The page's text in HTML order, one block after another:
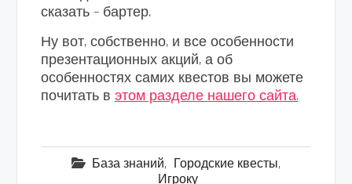
сказать – бартер.
Ну вот, собственно, и все особенности
презентационных акций, а об
особенностях самих квестов вы можете
почитать в этом разделе нашего сайта.
База знаний, Городские квесты,
Игроку